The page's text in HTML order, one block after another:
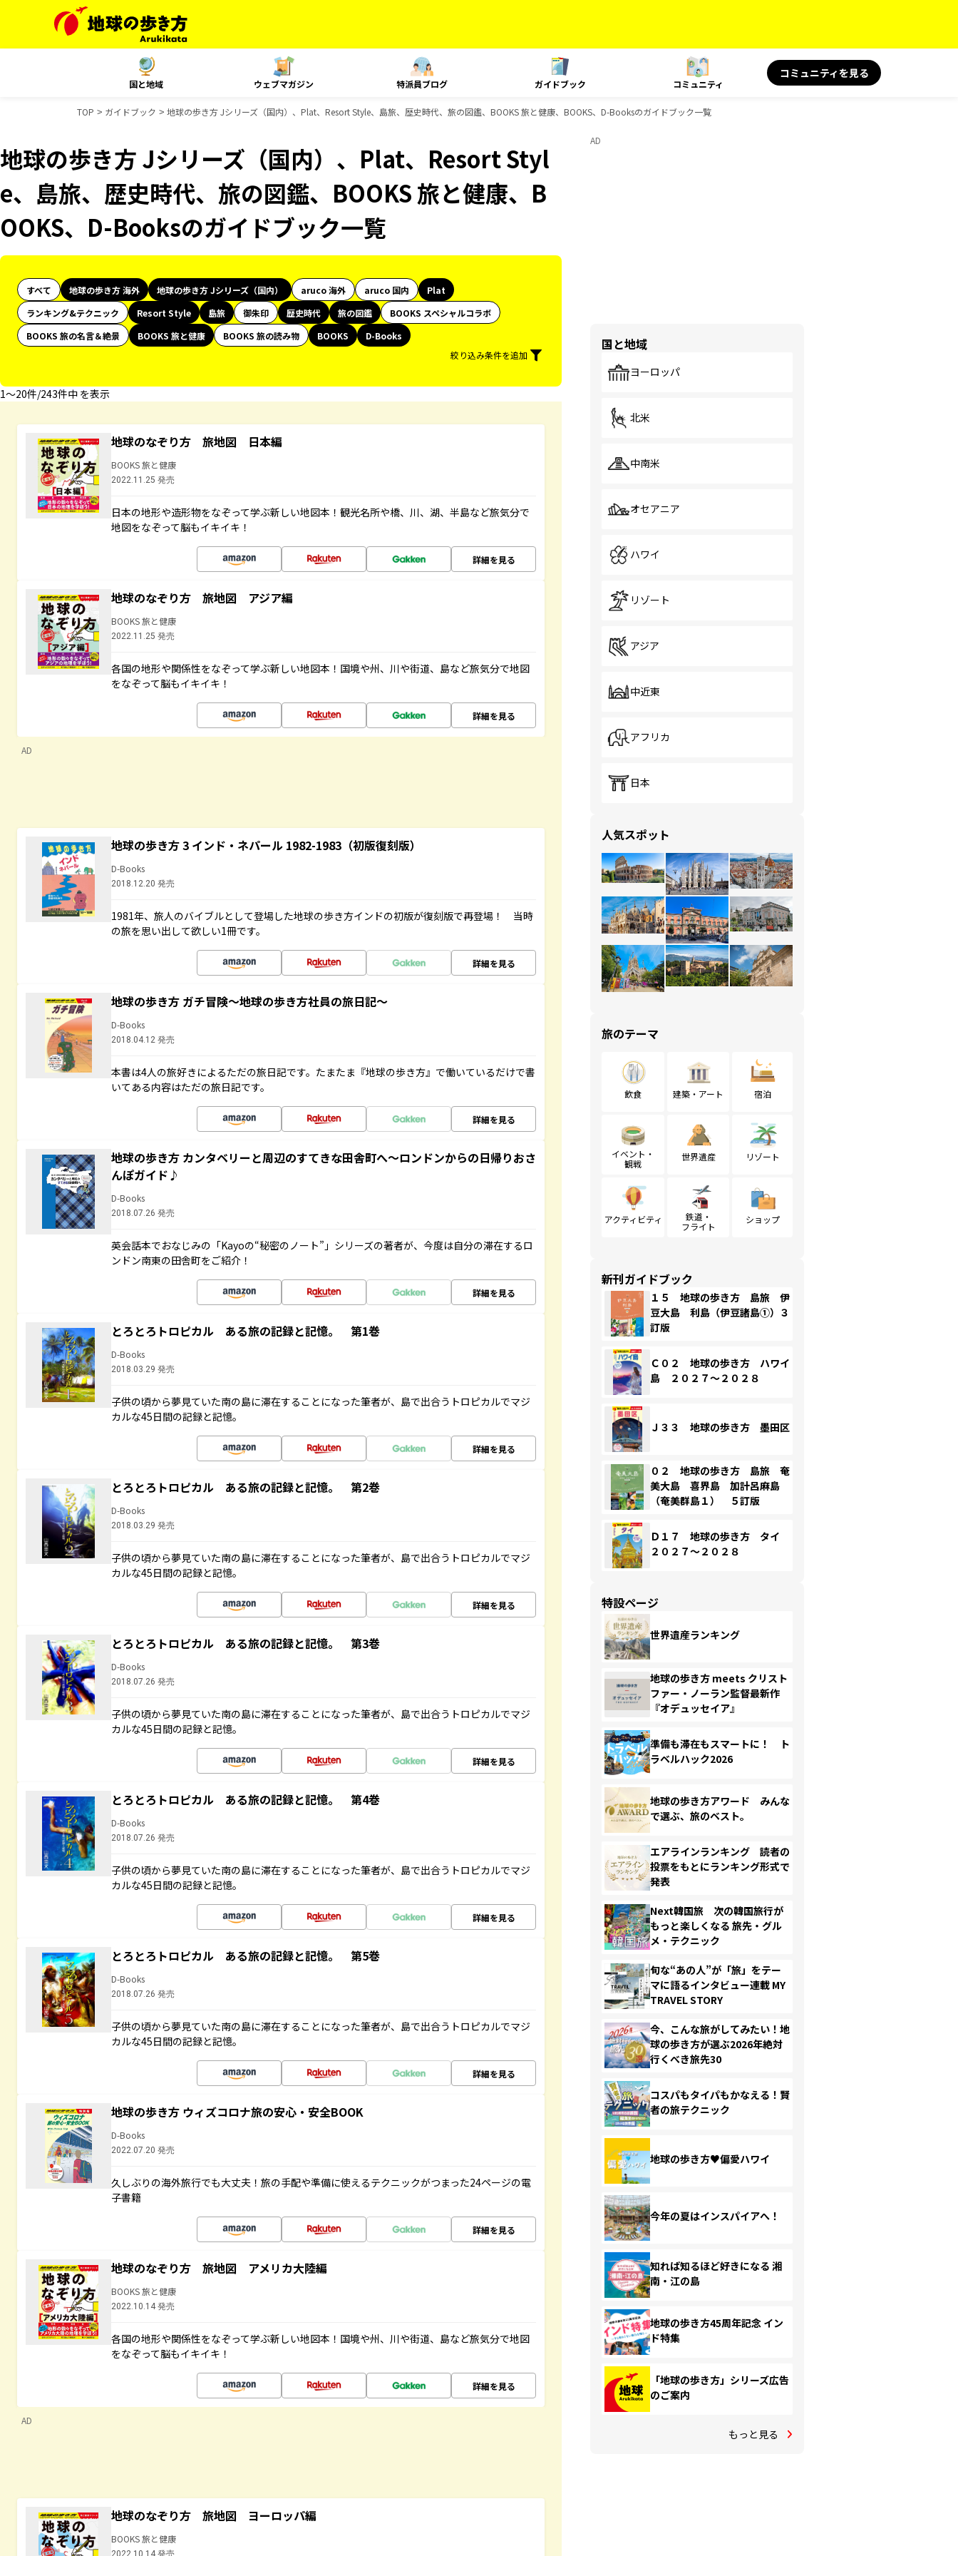
国と地域 ウェブマガジン 特派員ブログ ガイドブック コミュニティ
コミュニティを見る
TOP ガイドブック 地球の歩き方 Jシリーズ（国内）、Plat、Resort Style、島旅、歴史時代、旅の図鑑、BOOKS 旅と健康、BOOKS、D-Booksのガイドブック一覧
地球の歩き方 Jシリーズ（国内）、Plat、Resort Styl
e、島旅、歴史時代、旅の図鑑、BOOKS 旅と健康、B
OOKS、D-Booksのガイドブック一覧
すべて 地球の歩き方 海外 地球の歩き方 Jシリーズ（国内） aruco 海外 aruco 国内
Plat
ランキング&テクニック
Resort Style 島旅 御朱印 歴史時代 旅の図鑑
BOOKS スペシャルコラボ
BOOKS 旅の名言＆絶景
BOOKS 旅と健康 BOOKS 旅の読み物 BOOKS
D-Books
絞り込み条件を追加
1〜20件/243件中 を表示
地球のなぞり方 旅地図 日本編
BOOKS 旅と健康
2022.11.25 発売
日本の地形や造形物をなぞって学ぶ新しい地図本！観光名所や橋、川、湖、半島など旅気分で
地図をなぞって脳もイキイキ！
詳細を見る
地球のなぞり方 旅地図 アジア編
BOOKS 旅と健康
2022.11.25 発売
各国の地形や関係性をなぞって学ぶ新しい地図本！国境や州、川や街道、島など旅気分で地図
をなぞって脳もイキイキ！
詳細を見る
AD
地球の歩き方 3 インド・ネパール 1982-1983（初版復刻版）
D-Books
2018.12.20 発売
1981年、旅人のバイブルとして登場した地球の歩き方インドの初版が復刻版で再登場！ 当時
の旅を思い出して欲しい1冊です。
詳細を見る
地球の歩き方 ガチ冒険～地球の歩き方社員の旅日記～
D-Books
2018.04.12 発売
本書は4人の旅好きによるただの旅日記です。たまたま『地球の歩き方』で働いているだけで書
いてある内容はただの旅日記です。
詳細を見る
地球の歩き方 カンタベリーと周辺のすてきな田舎町へ～ロンドンからの日帰りおさ
んぽガイド♪
D-Books
2018.07.26 発売
英会話本でおなじみの「Kayoの“秘密のノート”」シリーズの著者が、今度は自分の滞在するロ
ンドン南東の田舎町をご紹介！
詳細を見る
とろとろトロピカル ある旅の記録と記憶。 第1巻
D-Books
2018.03.29 発売
子供の頃から夢見ていた南の島に滞在することになった筆者が、島で出合うトロピカルでマジ
カルな45日間の記録と記憶。
詳細を見る
とろとろトロピカル ある旅の記録と記憶。 第2巻
D-Books
2018.03.29 発売
子供の頃から夢見ていた南の島に滞在することになった筆者が、島で出合うトロピカルでマジ
カルな45日間の記録と記憶。
詳細を見る
とろとろトロピカル ある旅の記録と記憶。 第3巻
D-Books
2018.07.26 発売
子供の頃から夢見ていた南の島に滞在することになった筆者が、島で出合うトロピカルでマジ
カルな45日間の記録と記憶。
詳細を見る
とろとろトロピカル ある旅の記録と記憶。 第4巻
D-Books
2018.07.26 発売
子供の頃から夢見ていた南の島に滞在することになった筆者が、島で出合うトロピカルでマジ
カルな45日間の記録と記憶。
詳細を見る
とろとろトロピカル ある旅の記録と記憶。 第5巻
D-Books
2018.07.26 発売
子供の頃から夢見ていた南の島に滞在することになった筆者が、島で出合うトロピカルでマジ
カルな45日間の記録と記憶。
詳細を見る
地球の歩き方 ウィズコロナ旅の安心・安全BOOK
D-Books
2022.07.20 発売
久しぶりの海外旅行でも大丈夫！旅の手配や準備に使えるテクニックがつまった24ページの電
子書籍
詳細を見る
地球のなぞり方 旅地図 アメリカ大陸編
BOOKS 旅と健康
2022.10.14 発売
各国の地形や関係性をなぞって学ぶ新しい地図本！国境や州、川や街道、島など旅気分で地図
をなぞって脳もイキイキ！
詳細を見る
AD
地球のなぞり方 旅地図 ヨーロッパ編
BOOKS 旅と健康
2022.10.14 発売
AD
国と地域
ヨーロッパ
北米
中南米
オセアニア
ハワイ
リゾート
アジア
中近東
アフリカ
日本
人気スポット
旅のテーマ
飲食 建築・アート 宿泊
イベント・
観戦
世界遺産 リゾート
アクティビティ
鉄道・
フライト
ショップ
新刊ガイドブック
１５ 地球の歩き方 島旅 伊
豆大島 利島（伊豆諸島①）３
訂版
Ｃ０２ 地球の歩き方 ハワイ
島 ２０２７～２０２８
Ｊ３３ 地球の歩き方 墨田区
０２ 地球の歩き方 島旅 奄
美大島 喜界島 加計呂麻島
（奄美群島１） ５訂版
Ｄ１７ 地球の歩き方 タイ
２０２７～２０２８
特設ページ
世界遺産ランキング
地球の歩き方 meets クリスト
ファー・ノーラン監督最新作
『オデュッセイア』
準備も滞在もスマートに！ ト
ラベルハック2026
地球の歩き方アワード みんな
で選ぶ、旅のベスト。
エアラインランキング 読者の
投票をもとにランキング形式で
発表
Next韓国旅 次の韓国旅行が
もっと楽しくなる 旅先・グル
メ・テクニック
旬な“あの人”が「旅」をテー
マに語るインタビュー連載 MY
TRAVEL STORY
今、こんな旅がしてみたい！地
球の歩き方が選ぶ2026年絶対
行くべき旅先30
コスパもタイパもかなえる！賢
者の旅テクニック
地球の歩き方♥偏愛ハワイ
今年の夏はインスパイアへ！
知れば知るほど好きになる 湘
南・江の島
地球の歩き方45周年記念 イン
ド特集
「地球の歩き方」シリーズ広告
のご案内
もっと見る